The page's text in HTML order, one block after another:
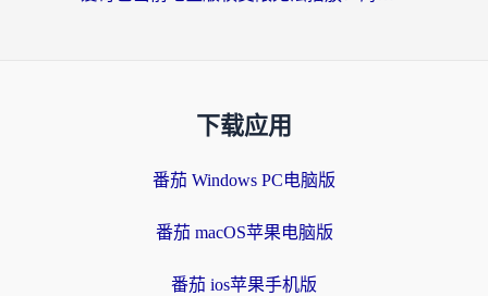
下载应用
番茄 Windows PC电脑版
番茄 macOS苹果电脑版
番茄 ios苹果手机版